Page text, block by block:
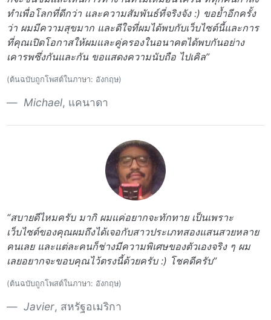
ทำเพื่อโลกที่ดีกว่า และความสัมพันธ์ที่จริงจัง :) ขอย้ำอีกครั้ง
ว่า ผมมีความสุขมาก และดีใจที่ผมได้พบกับเว็บไซต์นี้และการ
ที่คุณเปิดโอกาสให้ผมและคู่ครองในอนาคตได้พบกันอย่าง
เคารพซึ่งกันและกัน ขอแสดงความนับถือ ไปเคิล”
(ต้นฉบับถูกโพสต์ในภาษา: อังกฤษ)
Michael, แคนาดา
“สบายดีไหมครับ มากิ ผมแค่อยากจะทักทาย เป็นเพราะ
เว็บไซต์ของคุณผมถึงได้เจอกับสาวประเภทสองแสนสวยหลาย
คนเลย และแต่ละคนก็ช่างมีความพิเศษของตัวเองจริง ๆ ผม
เลยอยากจะขอบคุณไว้ตรงนี้ด้วยครับ :) โชคดีครับ”
(ต้นฉบับถูกโพสต์ในภาษา: อังกฤษ)
Javier, สหรัฐอเมริกา